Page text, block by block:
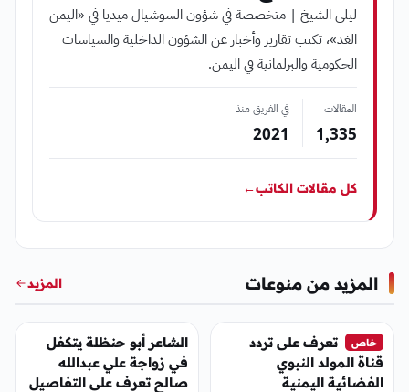
ليلى الشيخ | متخصصة في شؤون السوشيال ميديا في «اليمن
الغد»، تكتب تقارير وأخبار عن الشؤون الداخلية والسياسات
الحكومية والبرلمانية في اليمن.
المقالات
1٬335
في الفريق منذ
2021
كل مقالات الكاتب←
المزيد من منوعات المزيد
منوعات
خاص
تعرف على تردد
قناة المولد النبوي
الفضائية اليمنية
الشاعر أبو حنظلة يتكفل
في زواجة علي عبدالله
صالح تعرف على التفاصيل